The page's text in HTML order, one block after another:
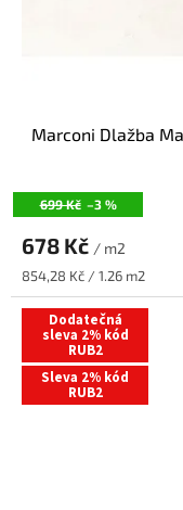
699 Kč –3 %
Marconi Dlažba
678 Kč / m2
Measure
price:
854,28 Kč / 1.26 m2
Dodatečná
sleva 2% kód
RUB2
Sleva 2% kód
RUB2